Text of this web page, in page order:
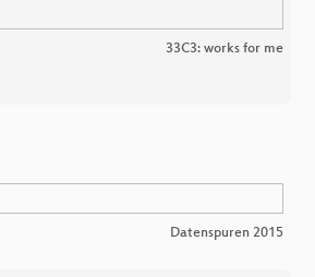
33C3: works for me
Datenspuren 2015